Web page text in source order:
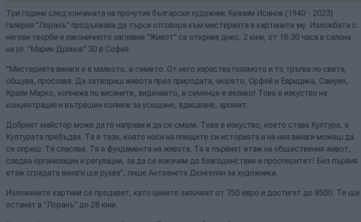
Три години след кончината на прочутия български художник Кеазим Исинов (1940 - 2023)
галерия "Лоранъ" продължава да търси отговора към мистерията в картините му. Изложбата с
негови творби и лаконичното заглавие "Живот" се открива днес, 2 юни, от 18:30 часа в салона
на ул. "Марин Дринов" 30 в София.
"Мистерията винаги е в малкото, в семето. От него израства голямото и то тръгва по света,
общува, прославя. Да затвориш живота през природата, морето, Орфей и Евридика, Самуил,
Крали Марко, копнежа по висините, видението, в семенце е велико! Това е изкуство на
концентрация и вътрешен копнеж за усещане, вдишване, аромат.
Добрият майстор може да го направи и да се смали. Това е изкуство, което става Култура, а
Културата пребъдва. Тя е тази, която носи на плещите си историята и на нея винаги можеш да
се опреш. Тя спасява. Тя е фундамента на живота. Тя е първият етаж на обществения живот,
следва организации и регулации, за да се изкачим до благоденствие и просперитет! Без първия
етаж сградата винаги ще рухва", пише Антоанета Дюнгелян за художника.
Изложените картини се продават, като цените започват от 750 евро и достигат до 8500. Те ще
останат в "Лоранъ" до 28 юни.